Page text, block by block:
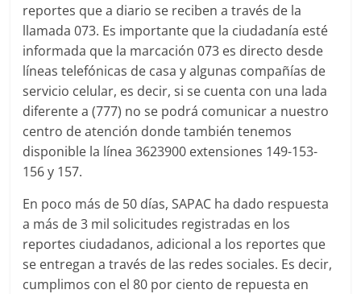
reportes que a diario se reciben a través de la
llamada 073. Es importante que la ciudadanía esté
informada que la marcación 073 es directo desde
líneas telefónicas de casa y algunas compañías de
servicio celular, es decir, si se cuenta con una lada
diferente a (777) no se podrá comunicar a nuestro
centro de atención donde también tenemos
disponible la línea 3623900 extensiones 149-153-
156 y 157.
En poco más de 50 días, SAPAC ha dado respuesta
a más de 3 mil solicitudes registradas en los
reportes ciudadanos, adicional a los reportes que
se entregan a través de las redes sociales. Es decir,
cumplimos con el 80 por ciento de repuesta en